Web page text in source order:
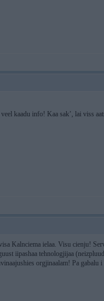
kaadu info! Kaa sak’, lai viss
Kalnciema ielaa. Visu cienju!
iipashaa tehnologjijaa
orgjinaalam! Pa gabalu i